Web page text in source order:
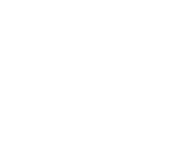
مشتقات الأسهم والعملات